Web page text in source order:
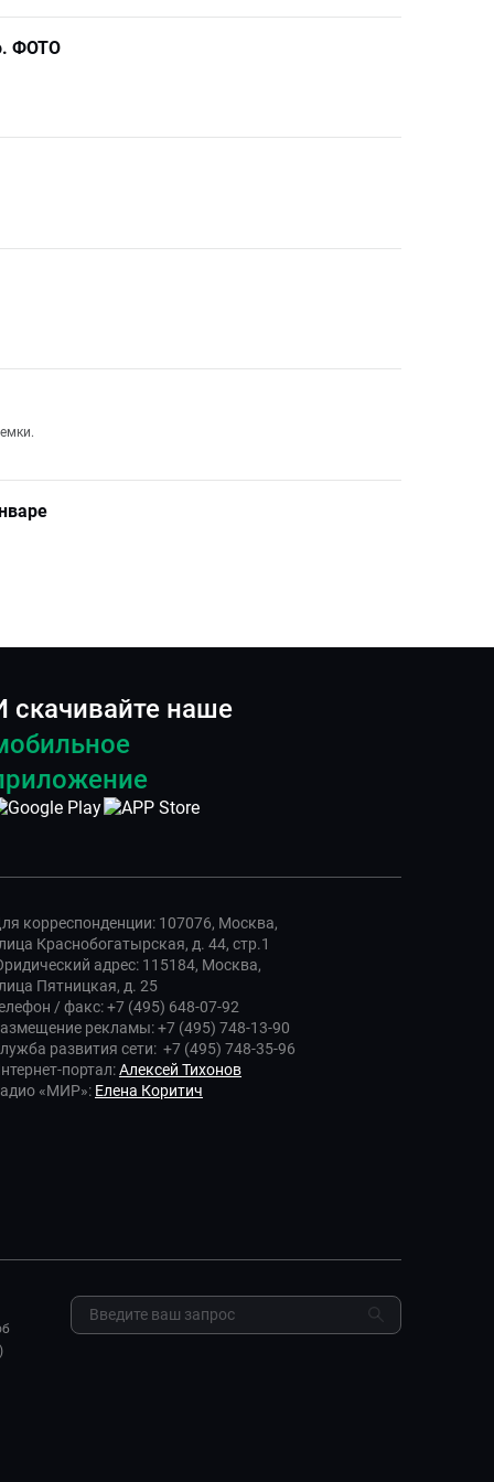
ФОТО
скачивайте наше
корреспонденции: 107076, Москва,
Краснобогатырская, д. 44, стр.1
адрес: 115184, Москва,
Пятницкая, д. 25
/ факс: +7 (495) 648-07-92
рекламы: +7 (495) 748-13-90
развития сети: +7 (495) 748-35-96
портал:Алексей Тихонов
«МИР»: Елена Коритич